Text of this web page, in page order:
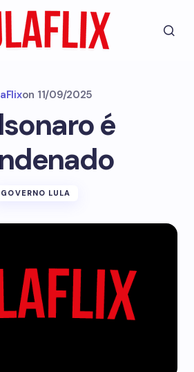
on 11/09/2025
é
GOVERNO LULA